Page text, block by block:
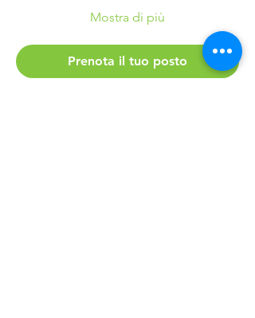
Mostra di più
Prenota il tuo posto